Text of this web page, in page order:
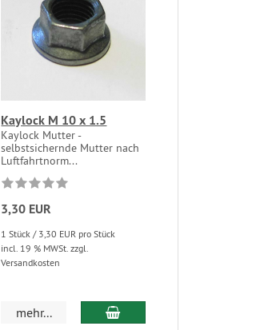
Kaylock M 10 x 1.5
Kaylock Mutter -
selbstsichernde Mutter nach
Luftfahrtnorm...
3,30 EUR
1 Stück / 3,30 EUR pro Stück
incl. 19 % MWSt. zzgl.
Versandkosten
mehr...